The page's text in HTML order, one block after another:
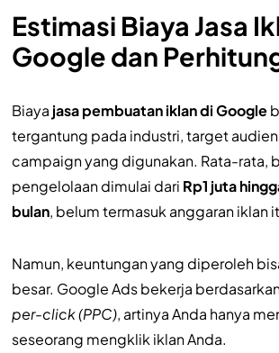
Estimasi Biaya Jasa
Google dan
Biaya jasa pembuatan iklan di Google
tergantung pada industri, target
campaign yang digunakan. Rata-rata,
pengelolaan dimulai dari Rp1 juta
bulan, belum termasuk anggaran iklan
Namun, keuntungan yang diperoleh
besar. Google Ads bekerja
per-click (PPC), artinya Anda hanya
seseorang mengklik iklan Anda.